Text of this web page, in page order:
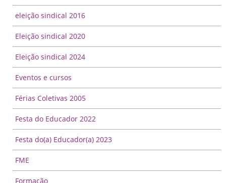
eleição sindical 2016
Eleição sindical 2020
Eleição sindical 2024
Eventos e cursos
Férias Coletivas 2005
Festa do Educador 2022
Festa do(a) Educador(a) 2023
FME
Formação